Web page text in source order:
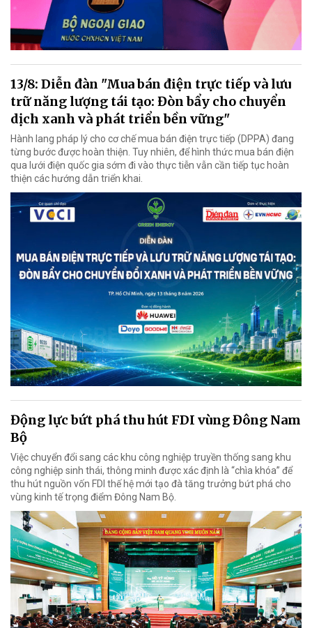
13/8: Diễn đàn "Mua bán điện trực tiếp và lưu
trữ năng lượng tái tạo: Đòn bẩy cho chuyển
dịch xanh và phát triển bền vững"
Hành lang pháp lý cho cơ chế mua bán điện trực tiếp (DPPA) đang
từng bước được hoàn thiện. Tuy nhiên, để hình thức mua bán điện
qua lưới điện quốc gia sớm đi vào thực tiễn vẫn cần tiếp tục hoàn
thiện các hướng dẫn triển khai.
Động lực bứt phá thu hút FDI vùng Đông Nam
Bộ
Việc chuyển đổi sang các khu công nghiệp truyền thống sang khu
công nghiệp sinh thái, thông minh được xác định là “chìa khóa” để
thu hút nguồn vốn FDI thế hệ mới tạo đà tăng trưởng bứt phá cho
vùng kinh tế trọng điểm Đông Nam Bộ.